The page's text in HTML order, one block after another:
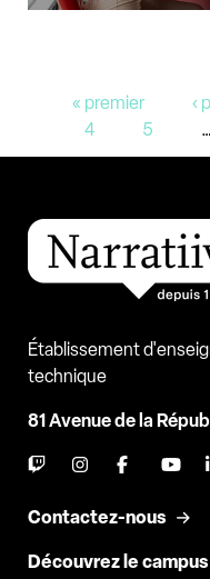
Pages« premier ‹
4
5 …
Établissement
technique
81 Avenue de la
Contactez-nous
Découvrez le campus